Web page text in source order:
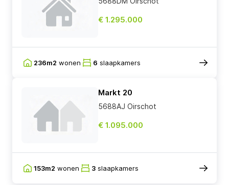
€ 1.295.000
236m2 wonen 6 slaapkamers
Markt 20
5688AJ Oirschot
€ 1.095.000
153m2 wonen 3 slaapkamers